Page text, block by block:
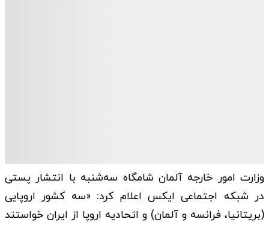
وزارت امور خارجه آلمان شامگاه سه‌شنبه با انتشار پستی
در شبکه اجتماعی ایکس اعلام کرد: «سه کشور اروپایی
(بریتانیا، فرانسه و آلمان) و اتحادیه اروپا از ایران خواستند